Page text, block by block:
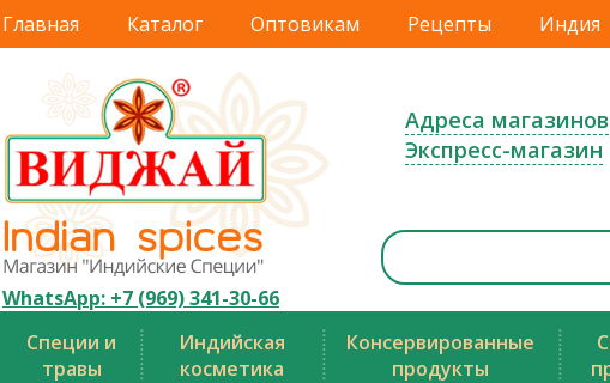
Главная Каталог Оптовикам Рецепты Индия
WhatsApp: +7 (969) 341-30-66
Адреса магазинов
Экспресс-магазин
Специи и
травы
Индийская
косметика
Консервированные
продукты